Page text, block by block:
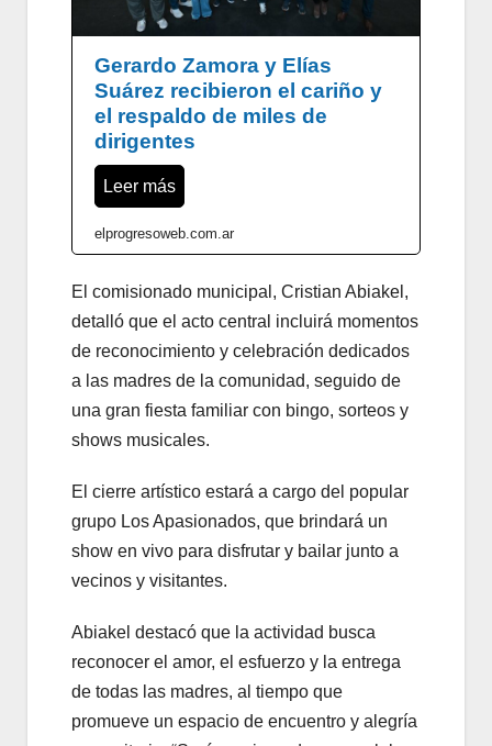
Gerardo Zamora y Elías
Suárez recibieron el cariño y
el respaldo de miles de
dirigentes
Leer más
elprogresoweb.com.ar
El comisionado municipal, Cristian Abiakel,
detalló que el acto central incluirá momentos
de reconocimiento y celebración dedicados
a las madres de la comunidad, seguido de
una gran fiesta familiar con bingo, sorteos y
shows musicales.
El cierre artístico estará a cargo del popular
grupo Los Apasionados, que brindará un
show en vivo para disfrutar y bailar junto a
vecinos y visitantes.
Abiakel destacó que la actividad busca
reconocer el amor, el esfuerzo y la entrega
de todas las madres, al tiempo que
promueve un espacio de encuentro y alegría